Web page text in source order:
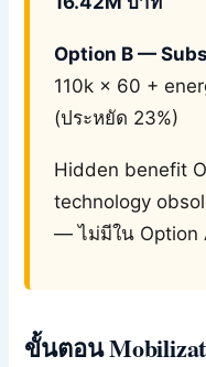
Option B —
110k × 60 +
(ประหยัด 23%)
Hidden benefit
technology
— ไม่มีใน Option
ขั้นตอน